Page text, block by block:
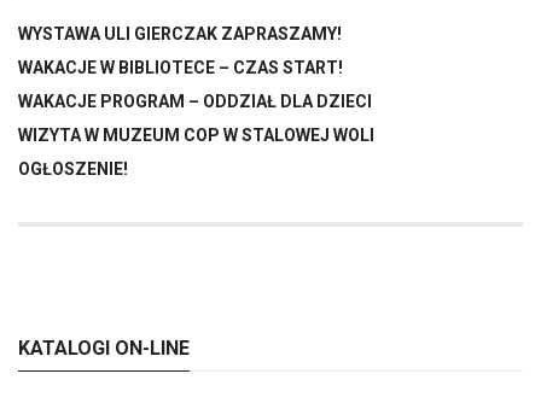
WYSTAWA ULI GIERCZAK ZAPRASZAMY!
WAKACJE W BIBLIOTECE – CZAS START!
WAKACJE PROGRAM – ODDZIAŁ DLA DZIECI
WIZYTA W MUZEUM COP W STALOWEJ WOLI
OGŁOSZENIE!
KATALOGI ON-LINE